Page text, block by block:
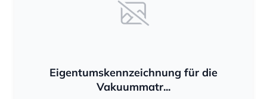
Eigentumskennzeichnung für die
Vakuummatr...